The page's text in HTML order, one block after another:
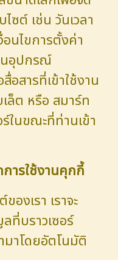
ซต์ เช่น วันเวลา
นไขการตั้งค่า
นอุปกรณ์
อสารที่เข้าใช้งาน
ล็ต หรือ สมาร์ท
ในขณะที่ท่านเข้า
ารใช้งานคุกกี้
องเรา เราจะ
ที่บราวเซอร์
าโดยอัตโนมัติ